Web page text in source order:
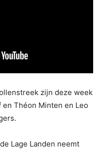
zijn deze week
Théon Minten en Leo
Lage Landen neemt